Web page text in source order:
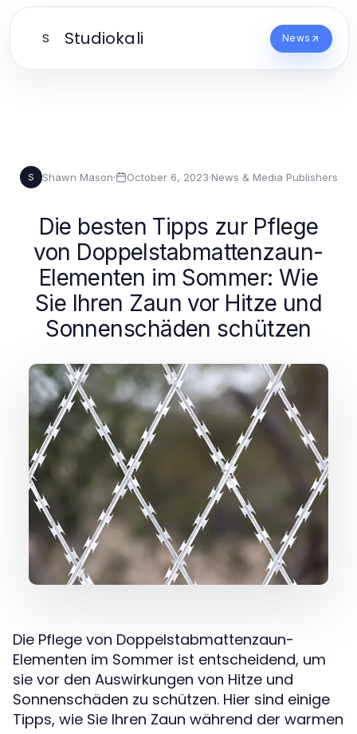
S Studiokali News
S Shawn Mason· October 6, 2023·News & Media Publishers
Die besten Tipps zur Pflege
von Doppelstabmattenzaun-
Elementen im Sommer: Wie
Sie Ihren Zaun vor Hitze und
Sonnenschäden schützen
Die Pflege von Doppelstabmattenzaun-
Elementen im Sommer ist entscheidend, um
sie vor den Auswirkungen von Hitze und
Sonnenschäden zu schützen. Hier sind einige
Tipps, wie Sie Ihren Zaun während der warmen